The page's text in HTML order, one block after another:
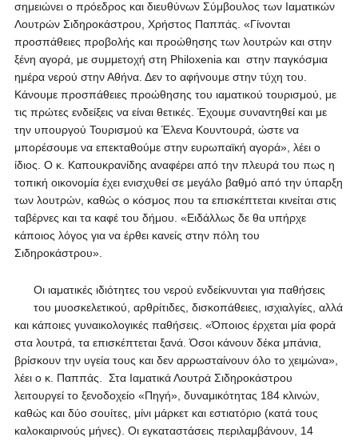
σημειώνει ο πρόεδρος και διευθύνων Σύμβουλος των Ιαματικών
Λουτρών Σιδηροκάστρου, Χρήστος Παππάς. «Γίνονται
προσπάθειες προβολής και προώθησης των λουτρών και στην
ξένη αγορά, με συμμετοχή στη Philoxenia και στην παγκόσμια
ημέρα νερού στην Αθήνα. Δεν το αφήνουμε στην τύχη του.
Κάνουμε προσπάθειες προώθησης του ιαματικού τουρισμού, με
τις πρώτες ενδείξεις να είναι θετικές. Έχουμε συναντηθεί και με
την υπουργού Τουρισμού κα Έλενα Κουντουρά, ώστε να
μπορέσουμε να επεκταθούμε στην ευρωπαϊκή αγορά», λέει ο
ίδιος. Ο κ. Καπουκρανίδης αναφέρει από την πλευρά του πως η
τοπική οικονομία έχει ενισχυθεί σε μεγάλο βαθμό από την ύπαρξη
των λουτρών, καθώς ο κόσμος που τα επισκέπτεται κινείται στις
ταβέρνες και τα καφέ του δήμου. «Ειδάλλως δε θα υπήρχε
κάποιος λόγος για να έρθει κανείς στην πόλη του
Σιδηροκάστρου».
Οι ιαματικές ιδιότητες του νερού ενδείκνυνται για παθήσεις
του μυοσκελετικού, αρθρίτιδες, δισκοπάθειες, ισχιαλγίες, αλλά
και κάποιες γυναικολογικές παθήσεις. «Όποιος έρχεται μία φορά
στα λουτρά, τα επισκέπτεται ξανά. Όσοι κάνουν δέκα μπάνια,
βρίσκουν την υγεία τους και δεν αρρωσταίνουν όλο το χειμώνα»,
λέει ο κ. Παππάς. Στα Ιαματικά Λουτρά Σιδηροκάστρου
λειτουργεί το ξενοδοχείο «Πηγή», δυναμικότητας 184 κλινών,
καθώς και δύο σουίτες, μίνι μάρκετ και εστιατόριο (κατά τους
καλοκαιρινούς μήνες). Οι εγκαταστάσεις περιλαμβάνουν, 14